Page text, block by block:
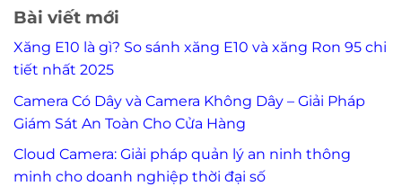
Bài viết mới
Xăng E10 là gì? So sánh xăng E10 và xăng Ron 95 chi
tiết nhất 2025
Camera Có Dây và Camera Không Dây – Giải Pháp
Giám Sát An Toàn Cho Cửa Hàng
Cloud Camera: Giải pháp quản lý an ninh thông
minh cho doanh nghiệp thời đại số